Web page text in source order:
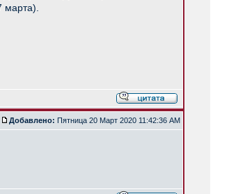
марта).
Добавлено: Пятница 20 Март 2020 11:42:36 AM